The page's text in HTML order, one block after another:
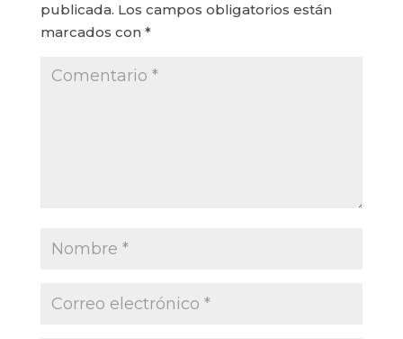
publicada. Los campos obligatorios están
marcados con *